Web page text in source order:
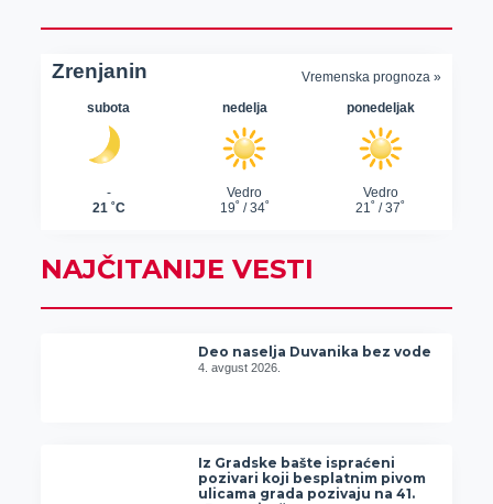
NAJČITANIJE VESTI
Deo naselja Duvanika bez vode
4. avgust 2026.
Iz Gradske bašte ispraćeni
pozivari koji besplatnim pivom
ulicama grada pozivaju na 41.